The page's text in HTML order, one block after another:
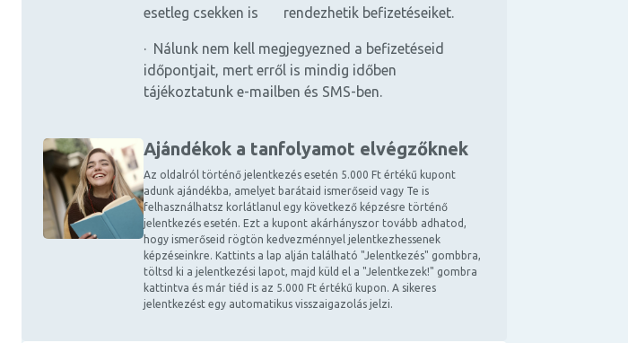
esetleg csekken is rendezhetik befizetéseiket.
· Nálunk nem kell megjegyezned a befizetéseid
időpontjait, mert erről is mindig időben
tájékoztatunk e-mailben és SMS-ben.
Ajándékok a tanfolyamot elvégzőknek
Az oldalról történő jelentkezés esetén 5.000 Ft értékű kupont
adunk ajándékba, amelyet barátaid ismerőseid vagy Te is
felhasználhatsz korlátlanul egy következő képzésre történő
jelentkezés esetén. Ezt a kupont akárhányszor tovább adhatod,
hogy ismerőseid rögtön kedvezménnyel jelentkezhessenek
képzéseinkre. Kattints a lap alján található "Jelentkezés" gombbra,
töltsd ki a jelentkezési lapot, majd küld el a "Jelentkezek!" gombra
kattintva és már tiéd is az 5.000 Ft értékű kupon. A sikeres
jelentkezést egy automatikus visszaigazolás jelzi.